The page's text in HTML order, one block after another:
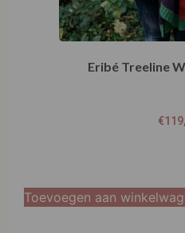
Eribé Treeline
€
Toevoegen aan